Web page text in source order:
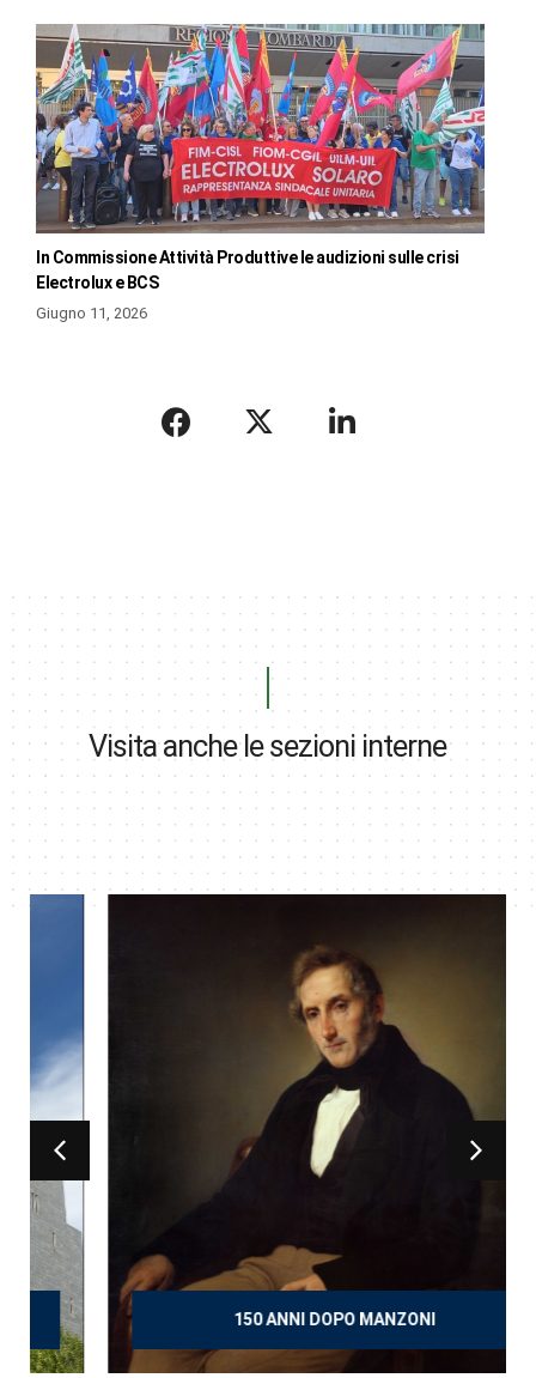
In Commissione Attività Produttive le audizioni sulle crisi
Electrolux e BCS
Giugno 11, 2026
Visita anche le sezioni interne
150 ANNI DOPO MANZONI